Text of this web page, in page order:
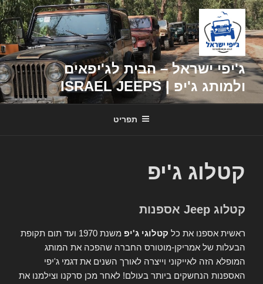
דילוג
לתוכן
ג'יפי ישראל – הבית לג'יפאים
ולמותג ג'יפ | ISRAEL JEEPS
תפריט
קטלוג ג'יפ
קטלוג Jeep אספנות
ראשית אספנו את כל קטלוגי ג'יפ
משנת 1970 ועד תום תקופת
הבעלות של אמריקן-מוטורס החברה שהפכה את המותג
המופלא הזה לאייקוני וייצרה לאורך השנים את דגמי ג'יפי
האספנות הנחשקים ביותר בעולם! לאחר מכן סרקנו וצילמנו את